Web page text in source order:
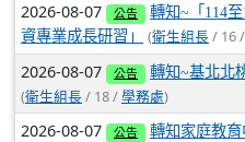
2026-08-07 公告
轉知~「114
資專業成長研習」
(衛生組長 / 16 /
2026-08-07 公告 轉知~基北北
(衛生組長 / 18 / 學務處)
2026-08-07 公告
轉知家庭教育